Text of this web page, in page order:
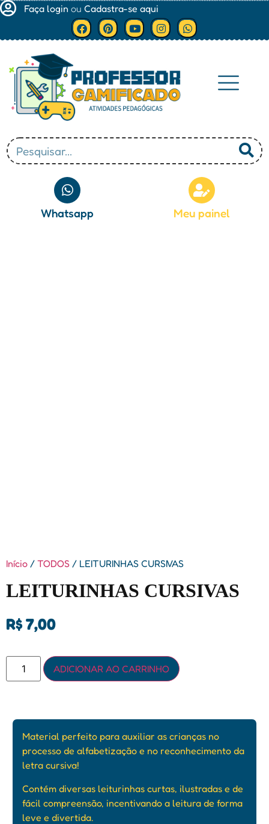
Faça login ou Cadastra-se aqui
Whatsapp Meu painel
Início / TODOS / LEITURINHAS CURSIVAS
LEITURINHAS CURSIVAS
R$7,00
ADICIONAR AO CARRINHO
Material perfeito para auxiliar as crianças no
processo de alfabetização e no reconhecimento da
letra cursiva!
Contém diversas leiturinhas curtas, ilustradas e de
fácil compreensão, incentivando a leitura de forma
leve e divertida.